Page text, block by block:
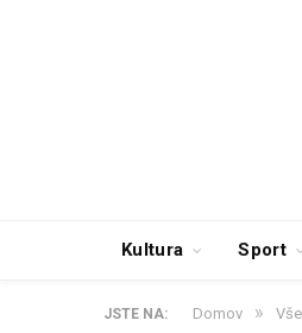
Kultura Sport
JSTE NA: Domov » Vše